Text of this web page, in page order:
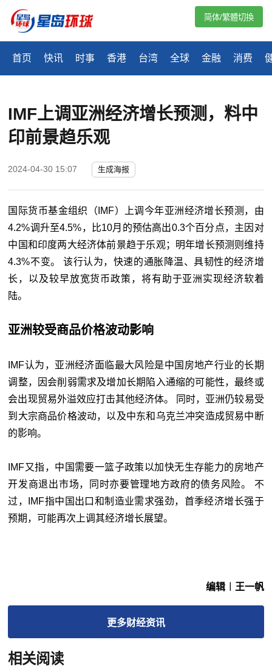
首页 快讯 时事 香港 台湾 全球 金融 消费
简体/繁體切換
IMF上调亚洲经济增长预测，料中
印前景趋乐观
2024-04-30 15:07 生成海报
国际货币基金组织（IMF）上调今年亚洲经济增长预测，由
4.2%调升至4.5%，比10月的预估高出0.3个百分点，主因对
中国和印度两大经济体前景趋于乐观；明年增长预测则维持
4.3%不变。 该行认为，快速的通胀降温、具韧性的经济增
长，以及较早放宽货币政策，将有助于亚洲实现经济软着
陆。
亚洲较受商品价格波动影响
IMF认为，亚洲经济面临最大风险是中国房地产行业的长期
调整，因会削弱需求及增加长期陷入通缩的可能性，最终或
会出现贸易外溢效应打击其他经济体。 同时，亚洲仍较易受
到大宗商品价格波动，以及中东和乌克兰冲突造成贸易中断
的影响。
IMF又指，中国需要一篮子政策以加快无生存能力的房地产
开发商退出市场，同时亦要管理地方政府的债务风险。 不
过，IMF指中国出口和制造业需求强劲，首季经济增长强于
预期，可能再次上调其经济增长展望。
编辑︱王一帆
更多财经资讯
相关阅读